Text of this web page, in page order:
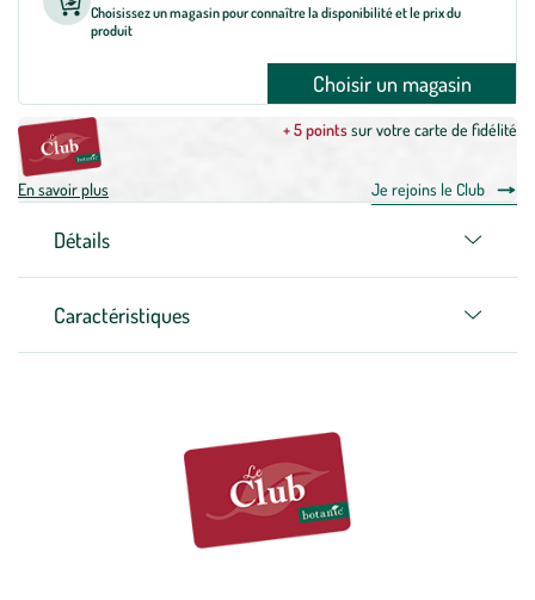
Choisissez un magasin pour connaître la disponibilité et le prix du
produit
Choisir un magasin
+ 5 pointssur votre carte de fidélité
En savoir plus Je rejoins le Club
Détails
Caractéristiques